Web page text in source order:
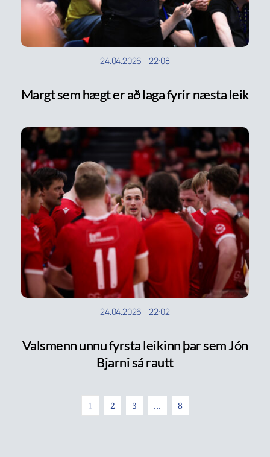
24.04.2026 - 22:08
Margt sem hægt er að laga fyrir næsta leik
24.04.2026 - 22:02
Valsmenn unnu fyrsta leikinn þar sem Jón
Bjarni sá rautt
1 2 3 … 8